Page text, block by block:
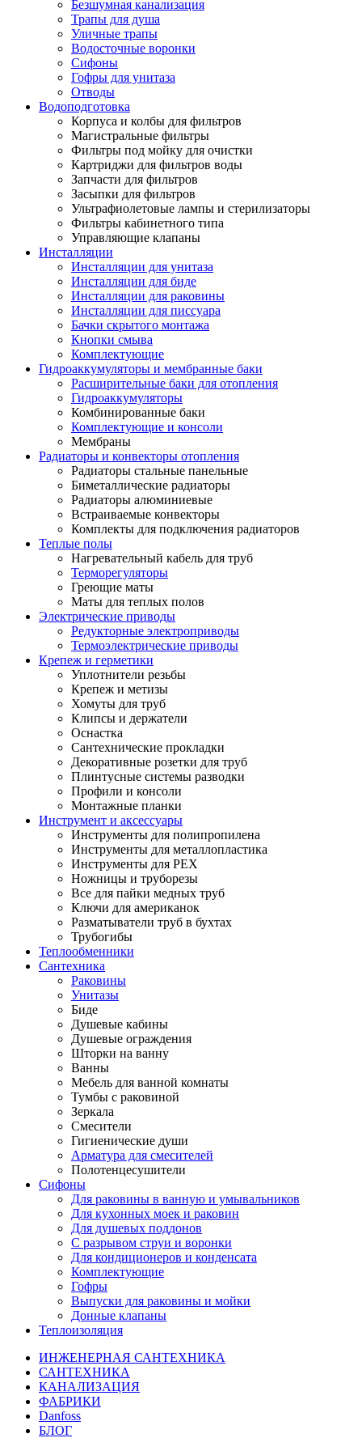
Безшумная канализация
Трапы для душа
Уличные трапы
Водосточные воронки
Сифоны
Гофры для унитаза
Отводы
Водоподготовка
Корпуса и колбы для фильтров
Магистральные фильтры
Фильтры под мойку для очистки
Картриджи для фильтров воды
Запчасти для фильтров
Засыпки для фильтров
Ультрафиолетовые лампы и стерилизаторы
Фильтры кабинетного типа
Управляющие клапаны
Инсталляции
Инсталляции для унитаза
Инсталляции для биде
Инсталляции для раковины
Инсталляции для писсуара
Бачки скрытого монтажа
Кнопки смыва
Комплектующие
Гидроаккумуляторы и мембранные баки
Расширительные баки для отопления
Гидроаккумуляторы
Комбинированные баки
Комплектующие и консоли
Мембраны
Радиаторы и конвекторы отопления
Радиаторы стальные панельные
Биметаллические радиаторы
Радиаторы алюминиевые
Встраиваемые конвекторы
Комплекты для подключения радиаторов
Теплые полы
Нагревательный кабель для труб
Терморегуляторы
Греющие маты
Маты для теплых полов
Электрические приводы
Редукторные электроприводы
Термоэлектрические приводы
Крепеж и герметики
Уплотнители резьбы
Крепеж и метизы
Хомуты для труб
Клипсы и держатели
Оснастка
Сантехнические прокладки
Декоративные розетки для труб
Плинтусные системы разводки
Профили и консоли
Монтажные планки
Инструмент и аксессуары
Инструменты для полипропилена
Инструменты для металлопластика
Инструменты для PEX
Ножницы и труборезы
Все для пайки медных труб
Ключи для американок
Разматыватели труб в бухтах
Трубогибы
Теплообменники
Сантехника
Раковины
Унитазы
Биде
Душевые кабины
Душевые ограждения
Шторки на ванну
Ванны
Мебель для ванной комнаты
Тумбы с раковиной
Зеркала
Смесители
Гигиенические души
Арматура для смесителей
Полотенцесушители
Сифоны
Для раковины в ванную и умывальников
Для кухонных моек и раковин
Для душевых поддонов
С разрывом струи и воронки
Для кондиционеров и конденсата
Комплектующие
Гофры
Выпуски для раковины и мойки
Донные клапаны
Теплоизоляция
ИНЖЕНЕРНАЯ САНТЕХНИКА
САНТЕХНИКА
КАНАЛИЗАЦИЯ
ФАБРИКИ
Danfoss
БЛОГ